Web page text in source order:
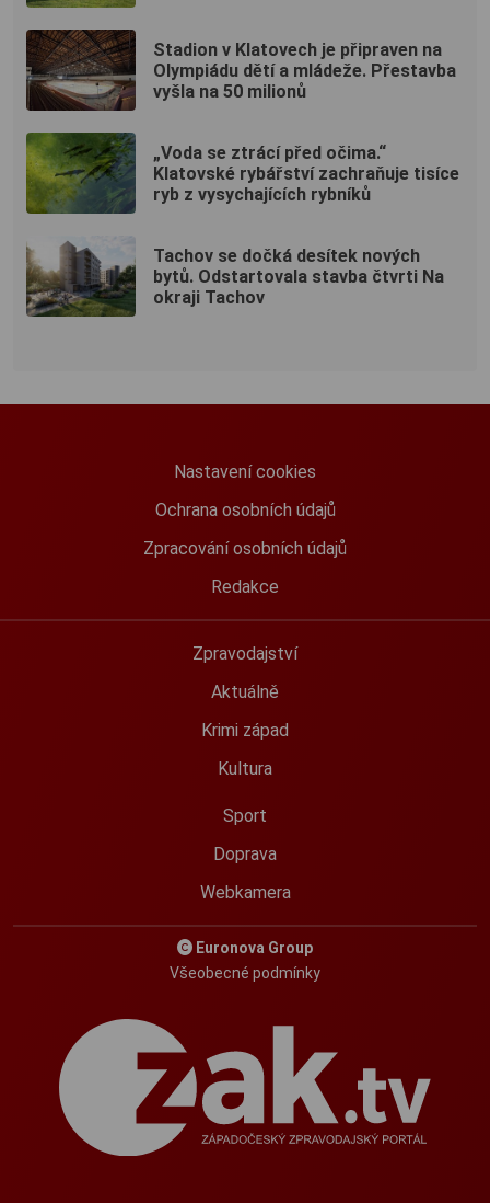
Stadion v Klatovech je připraven na
Olympiádu dětí a mládeže. Přestavba
vyšla na 50 milionů
„Voda se ztrácí před očima.“
Klatovské rybářství zachraňuje tisíce
ryb z vysychajících rybníků
Tachov se dočká desítek nových
bytů. Odstartovala stavba čtvrti Na
okraji Tachov
Nastavení cookies
Ochrana osobních údajů
Zpracování osobních údajů
Redakce
Zpravodajství
Aktuálně
Krimi západ
Kultura
Sport
Doprava
Webkamera
Euronova Group
Všeobecné podmínky